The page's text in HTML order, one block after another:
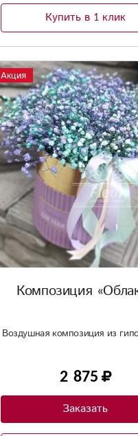
Купить в 1 клик
Акция
Композиция
Воздушная композиция из
2 875
Заказать